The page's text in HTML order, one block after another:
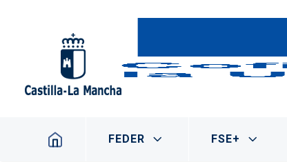
Navegación principal
FEDER FSE+